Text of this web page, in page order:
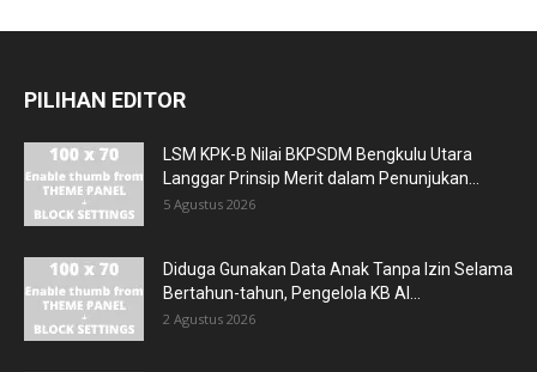
PILIHAN EDITOR
LSM KPK-B Nilai BKPSDM Bengkulu Utara
Langgar Prinsip Merit dalam Penunjukan...
5 Agustus 2026
Diduga Gunakan Data Anak Tanpa Izin Selama
Bertahun-tahun, Pengelola KB Al...
2 Agustus 2026